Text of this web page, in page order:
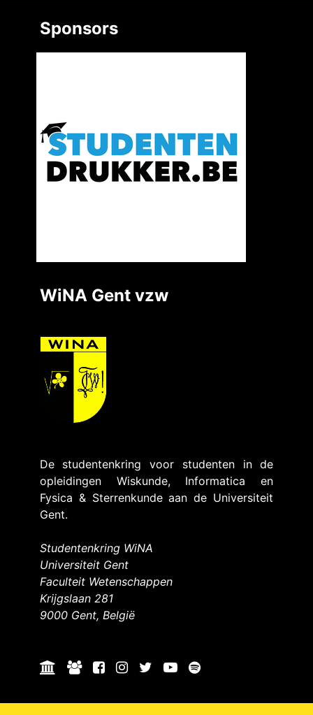
Sponsors
WiNA Gent vzw
De studentenkring voor studenten in de
opleidingen Wiskunde, Informatica en
Fysica & Sterrenkunde aan de Universiteit
Gent.
Studentenkring WiNA
Universiteit Gent
Faculteit Wetenschappen
Krijgslaan 281
9000 Gent, België